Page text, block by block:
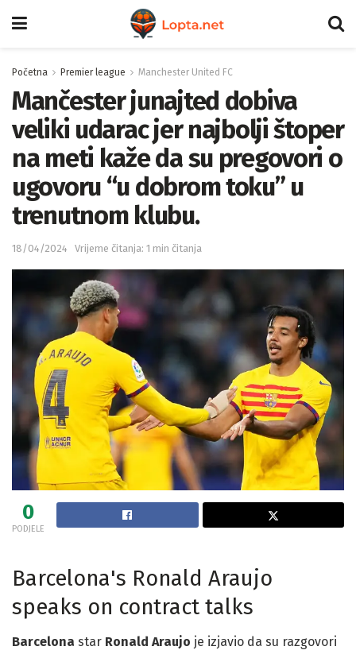
Početna Premier league Manchester United FC
Mančester junajted dobiva
veliki udarac jer najbolji štoper
na meti kaže da su pregovori o
ugovoru “u dobrom toku” u
trenutnom klubu.
18/04/2024 Vrijeme čitanja: 1 min čitanja
0
PODJELE
Barcelona's Ronald Araujo
speaks on contract talks
Barcelona star Ronald Araujo je izjavio da su razgovori